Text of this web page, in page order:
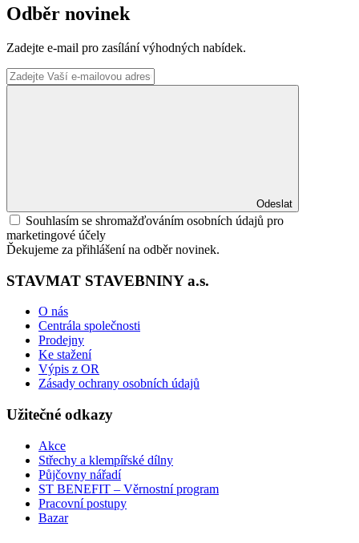
Odběr novinek
Zadejte e-mail pro zasílání výhodných nabídek.
Odeslat
Souhlasím se shromažďováním osobních údajů pro
marketingové účely
Ďekujeme za přihlášení na odběr novinek.
STAVMAT STAVEBNINY a.s.
O nás
Centrála společnosti
Prodejny
Ke stažení
Výpis z OR
Zásady ochrany osobních údajů
Užitečné odkazy
Akce
Střechy a klempířské dílny
Půjčovny nářadí
ST BENEFIT – Věrnostní program
Pracovní postupy
Bazar